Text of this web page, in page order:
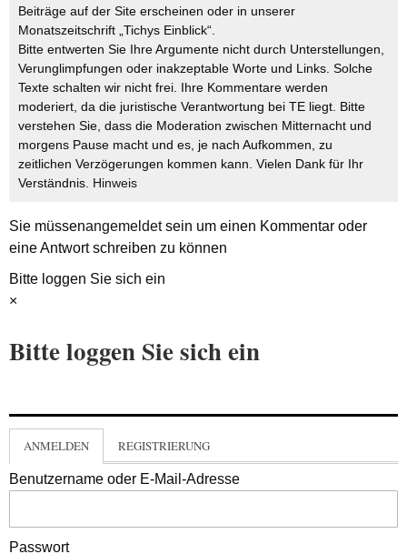
Beiträge auf der Site erscheinen oder in unserer
Monatszeitschrift „Tichys Einblick“.
Bitte entwerten Sie Ihre Argumente nicht durch Unterstellungen,
Verunglimpfungen oder inakzeptable Worte und Links. Solche
Texte schalten wir nicht frei. Ihre Kommentare werden
moderiert, da die juristische Verantwortung bei TE liegt. Bitte
verstehen Sie, dass die Moderation zwischen Mitternacht und
morgens Pause macht und es, je nach Aufkommen, zu
zeitlichen Verzögerungen kommen kann. Vielen Dank für Ihr
Verständnis. Hinweis
Sie müssenangemeldetsein um einen Kommentar oder
eine Antwort schreiben zu können
Bitte loggen Sie sich ein
×
Bitte loggen Sie sich ein
ANMELDEN REGISTRIERUNG
Benutzername oder E-Mail-Adresse
Passwort